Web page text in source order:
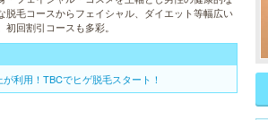
脱毛コースからフェイシャル、ダイエット等幅広い
回割引コースも多彩。
利用！TBCでヒゲ脱毛スタート！